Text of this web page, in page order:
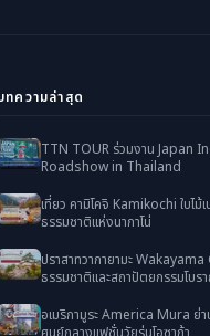
ทความล่าสุด
TTN TOUR ร่วมงาน Japan
Roadshow in Thailand
เที่ยว คามิโคจิ Kamikochi ใบไ
ธรรมชาติแห่งนากาโน่
ปราสาทวากายามะ
ธรรมชาติและสถาปัตยกรรมโบร
อเมริกามูระ America Mura ย่